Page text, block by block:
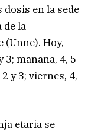
en la sede
de la
Hoy,
mañana, 4, 5
y 3; viernes, 4,
etaria se